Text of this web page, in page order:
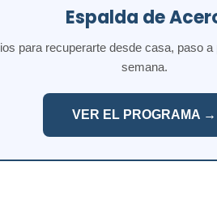
Espalda de
para recuperarte desde casa, paso
semana.
VER EL PROGRAMA →